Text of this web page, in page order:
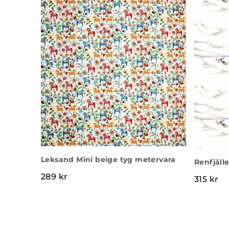
Leksand Mini beige tyg metervara
289 kr 315 kr